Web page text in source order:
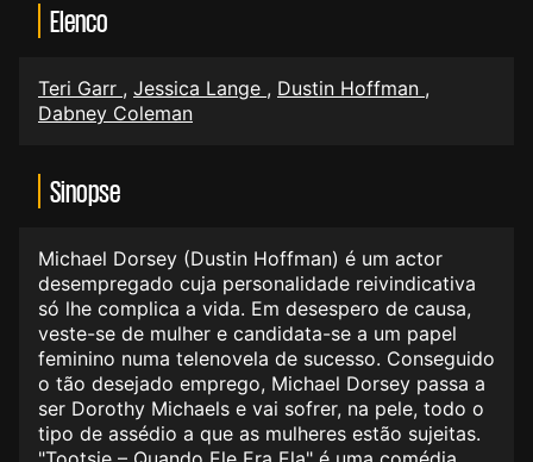
Elenco
Teri Garr , Jessica Lange , Dustin Hoffman ,
Dabney Coleman
Sinopse
Michael Dorsey (Dustin Hoffman) é um actor
desempregado cuja personalidade reivindicativa
só lhe complica a vida. Em desespero de causa,
veste-se de mulher e candidata-se a um papel
feminino numa telenovela de sucesso. Conseguido
o tão desejado emprego, Michael Dorsey passa a
ser Dorothy Michaels e vai sofrer, na pele, todo o
tipo de assédio a que as mulheres estão sujeitas.